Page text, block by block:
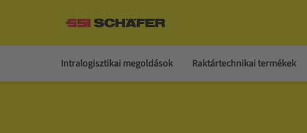
Intralogisztikai megoldások Raktártechnikai termékek